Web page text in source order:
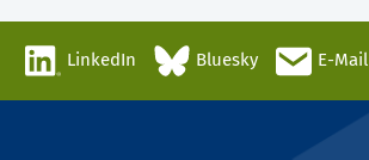
LinkedIn Bluesky E-Mail